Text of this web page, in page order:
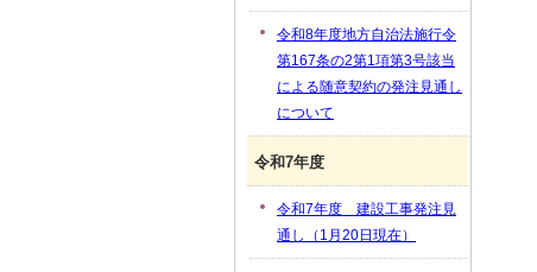
令和8年度地方自治法施行令
第167条の2第1項第3号該当
による随意契約の発注見通し
について
令和7年度
令和7年度 建設工事発注見
通し（1月20日現在）